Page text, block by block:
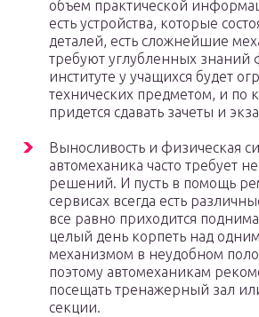
объем практической
есть устройства, которые
деталей, есть сложнейшие
требуют углубленных знаний
институте у учащихся будет
технических предметом, и по
придется сдавать зачеты и
Выносливость и физическая
автомеханика часто требует
решений. И пусть в помощь
сервисах всегда есть
все равно приходится
целый день корпеть над
механизмом в неудобном
поэтому автомеханикам
посещать тренажерный зал
секции.